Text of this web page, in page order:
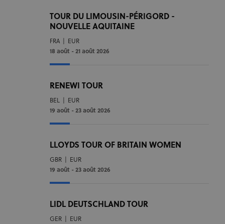
TOUR DU LIMOUSIN-PÉRIGORD -
NOUVELLE AQUITAINE
FRA
EUR
18 août - 21 août 2026
RENEWI TOUR
BEL
EUR
19 août - 23 août 2026
LLOYDS TOUR OF BRITAIN WOMEN
GBR
EUR
19 août - 23 août 2026
LIDL DEUTSCHLAND TOUR
GER
EUR